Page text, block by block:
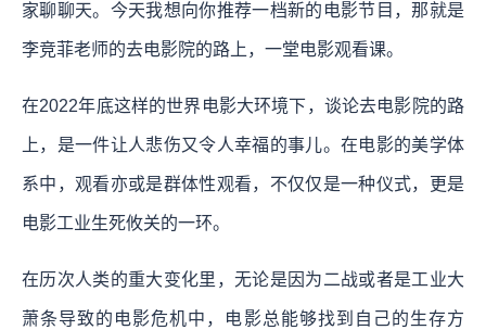
家聊聊天。今天我想向你推荐一档新的电影节目，那就是
李竞菲老师的去电影院的路上，一堂电影观看课。
在2022年底这样的世界电影大环境下，谈论去电影院的路
上，是一件让人悲伤又令人幸福的事儿。在电影的美学体
系中，观看亦或是群体性观看，不仅仅是一种仪式，更是
电影工业生死攸关的一环。
在历次人类的重大变化里，无论是因为二战或者是工业大
萧条导致的电影危机中，电影总能够找到自己的生存方